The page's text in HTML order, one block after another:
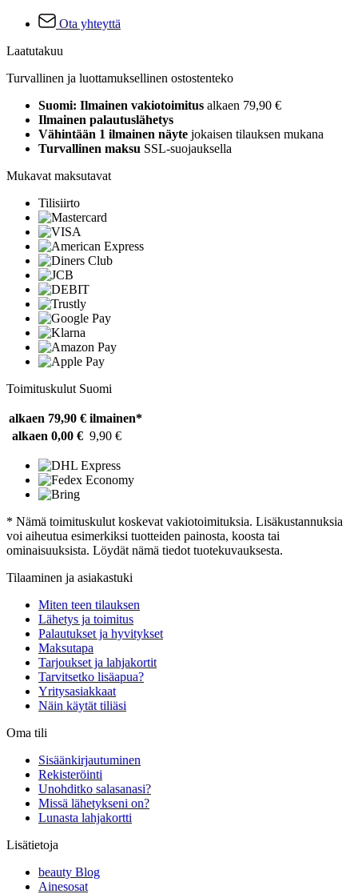
Ota yhteyttä
Laatutakuu
Turvallinen ja luottamuksellinen ostostenteko
Suomi: Ilmainen vakiotoimitus alkaen 79,90 €
Ilmainen palautuslähetys
Vähintään 1 ilmainen näyte jokaisen tilauksen mukana
Turvallinen maksu SSL-suojauksella
Mukavat maksutavat
Tilisiirto
Toimituskulut Suomi
alkaen 79,90 € ilmainen*
alkaen 0,00 € 9,90 €
* Nämä toimituskulut koskevat vakiotoimituksia. Lisäkustannuksia
voi aiheutua esimerkiksi tuotteiden painosta, koosta tai
ominaisuuksista. Löydät nämä tiedot tuotekuvauksesta.
Tilaaminen ja asiakastuki
Miten teen tilauksen
Lähetys ja toimitus
Palautukset ja hyvitykset
Maksutapa
Tarjoukset ja lahjakortit
Tarvitsetko lisäapua?
Yritysasiakkaat
Näin käytät tiliäsi
Oma tili
Sisäänkirjautuminen
Rekisteröinti
Unohditko salasanasi?
Missä lähetykseni on?
Lunasta lahjakortti
Lisätietoja
beauty Blog
Ainesosat